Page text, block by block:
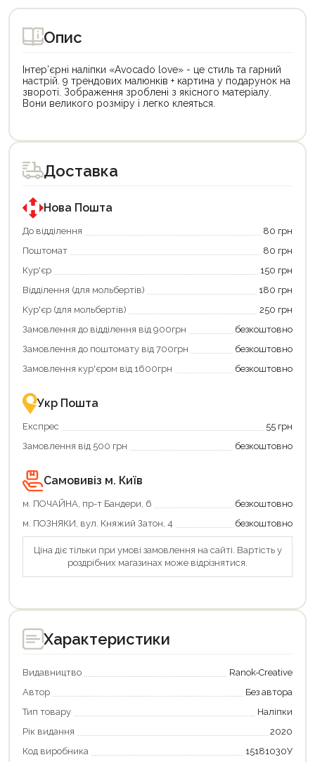
Опис
Інтер’єрні наліпки «Avocado love» - це стиль та гарний
настрій. 9 трендових малюнків + картина у подарунок на
звороті. Зображення зроблені з якісного матеріалу.
Вони великого розміру і легко клеяться.
Доставка
Нова Пошта
До відділення
80 грн
Поштомат
80 грн
Кур'єр
150 грн
Відділення (для мольбертів)
180 грн
Кур'єр (для мольбертів)
250 грн
Замовлення до відділення від 900грн
безкоштовно
Замовлення до поштомату від 700грн
безкоштовно
Замовлення кур'єром від 1600грн
безкоштовно
Укр Пошта
Експрес
55 грн
Замовлення від 500 грн
безкоштовно
Самовивіз м. Київ
м. ПОЧАЙНА, пр-т Бандери, 6
безкоштовно
м. ПОЗНЯКИ, вул. Княжий Затон, 4
безкоштовно
Ціна діє тільки при умові замовлення на сайті. Вартість у
роздрібних магазинах може відрізнятися.
Характеристики
Видавництво
Ranok-Creative
Автор
Без автора
Тип товару
Наліпки
Рік видання
2020
Код виробника
15181030У